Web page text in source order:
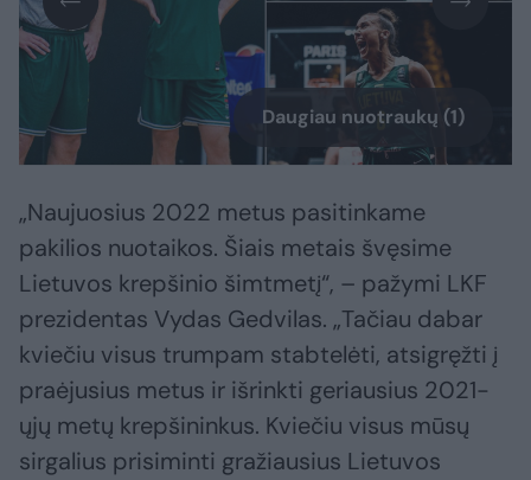
Daugiau nuotraukų (1)
„Naujuosius 2022 metus pasitinkame
pakilios nuotaikos. Šiais metais švęsime
Lietuvos krepšinio šimtmetį“, – pažymi LKF
prezidentas Vydas Gedvilas. „Tačiau dabar
kviečiu visus trumpam stabtelėti, atsigręžti į
praėjusius metus ir išrinkti geriausius 2021-
ųjų metų krepšininkus. Kviečiu visus mūsų
sirgalius prisiminti gražiausius Lietuvos